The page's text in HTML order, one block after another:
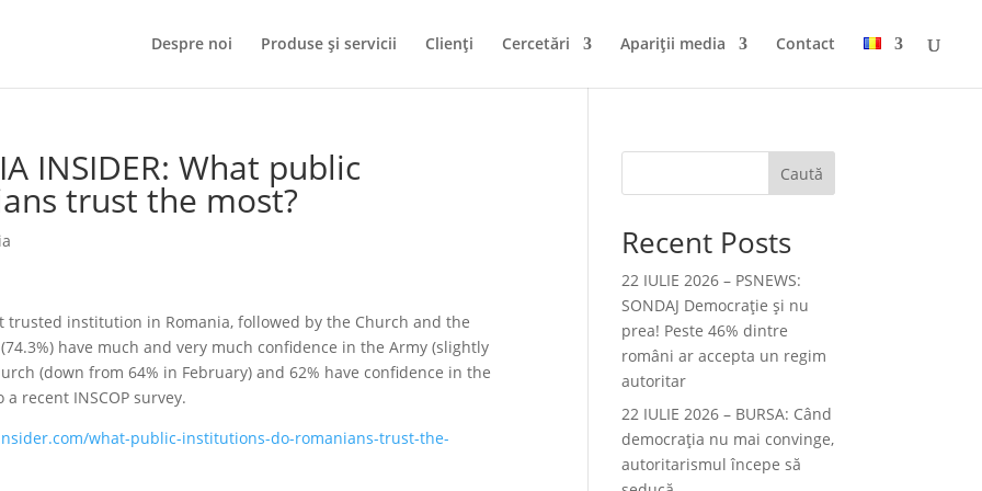
Despre noi Produse și servicii Clienți Cercetări Apariții media Contact
INSIDER: What public
trust the most?
trusted institution in Romania, followed by the Church and the
have much and very much confidence in the Army (slightly
(down from 64% in February) and 62% have confidence in the
recent INSCOP survey.
what-public-institutions-do-romanians-trust-the-
Caută
Recent Posts
22 IULIE 2026 – PSNEWS:
SONDAJ Democrație și nu
prea! Peste 46% dintre
români ar accepta un regim
autoritar
22 IULIE 2026 – BURSA: Când
democraţia nu mai convinge,
autoritarismul începe să